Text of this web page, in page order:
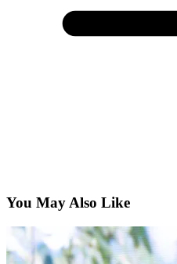
You May Also Like